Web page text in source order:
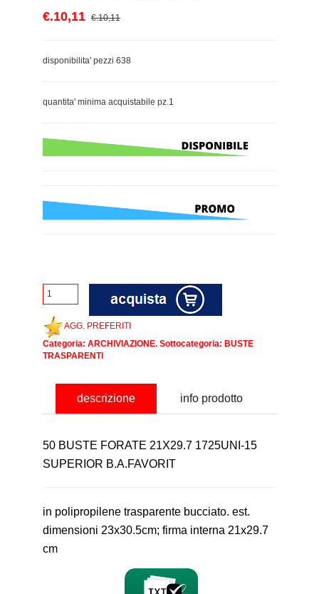
€.10,11 €.10,11
disponibilita' pezzi 638
quantita' minima acquistabile pz.1
AGG. PREFERITI
Categoria: ARCHIVIAZIONE. Sottocategoria: BUSTE
TRASPARENTI
descrizione info prodotto
50 BUSTE FORATE 21X29.7 1725UNI-15
SUPERIOR B.A.FAVORIT
in polipropilene trasparente bucciato. est.
dimensioni 23x30.5cm; firma interna 21x29.7
cm